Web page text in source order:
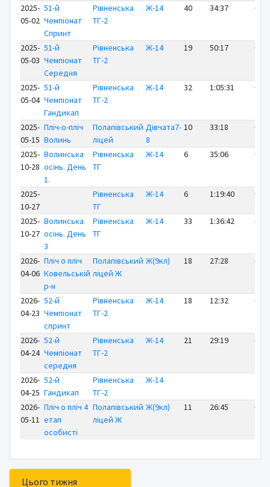
2025-
05-02
51-й
Чемпіонат
Спринт
Рівненська
ТГ-2
Ж-14 40 34:37
2025-
05-03
51-й
Чемпіонат
Середня
Рівненська
ТГ-2
Ж-14 19 50:17
2025-
05-04
51-й
Чемпіонат
Гандикап
Рівненська
ТГ-2
Ж-14 32 1:05:31
2025-
05-15
Пліч-о-пліч
Волинь
Полапівський
ліцей
Дівчата7-
8
10 33:18
2025-
10-28
Волинська
осінь. День
1.
Рівненська
ТГ
Ж-14 6 35:06
2025-
10-27
Рівненська
ТГ
Ж-14 6 1:19:40
2025-
10-27
Волинська
осінь. День
3
Рівненська
ТГ
Ж-14 33 1:36:42
2026-
04-06
Пліч о пліч
Ковельській
р-н
Полапівський
ліцей Ж
Ж(9кл) 18 27:28
2026-
04-23
52-й
Чемпіонат
спринт
Рівненська
ТГ-2
Ж-14 18 12:32 +
2026-
04-24
52-й
Чемпіонат
середня
Рівненська
ТГ-2
Ж-14 21 29:19
2026-
04-25
52-й
Гандикап
Рівненська
ТГ-2
Ж-14
2026-
05-11
Пліч о пліч 4
етап
особисті
Полапівський
ліцей Ж
Ж(9кл) 11 26:45
Цього тижня